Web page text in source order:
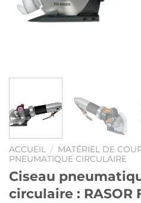
ACCUEIL / MATÉRIEL DE
PNEUMATIQUE CIRCULAIRE
Ciseau
circulaire : RASOR